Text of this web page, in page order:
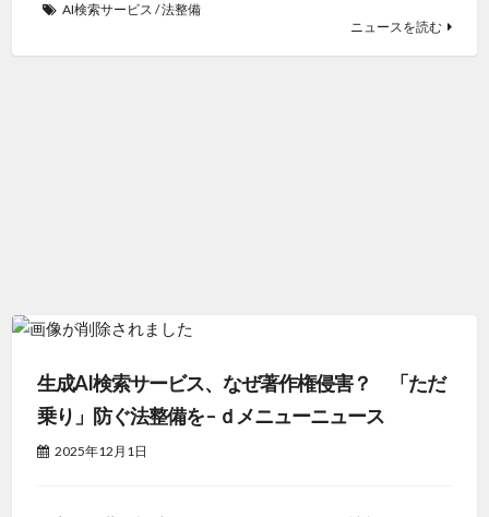
AI検索サービス /法整備
ニュースを読む
生成AI検索サービス、なぜ著作権侵害？ 「ただ
乗り」防ぐ法整備を – ｄメニューニュース
2025年12月1日